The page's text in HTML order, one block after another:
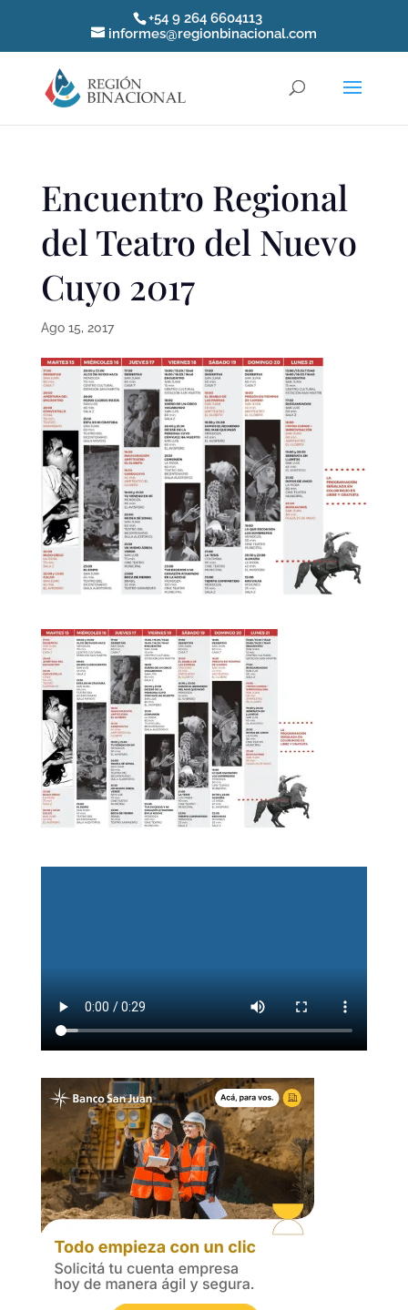
+54 9 264 6604113
informes@regionbinacional.com
Encuentro Regional
del Teatro del Nuevo
Cuyo 2017
Ago 15, 2017